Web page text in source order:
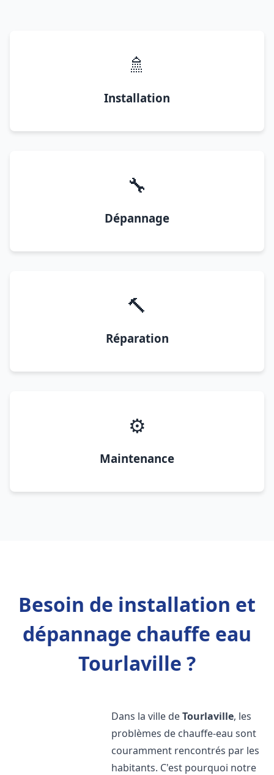
🚿
Installation
🔧
Dépannage
🔨
Réparation
⚙️
Maintenance
Besoin de installation et
dépannage chauffe eau
Tourlaville ?
Dans la ville deTourlaville, les
problèmes de chauffe-eau sont
couramment rencontrés par les
habitants. C'est pourquoi notre